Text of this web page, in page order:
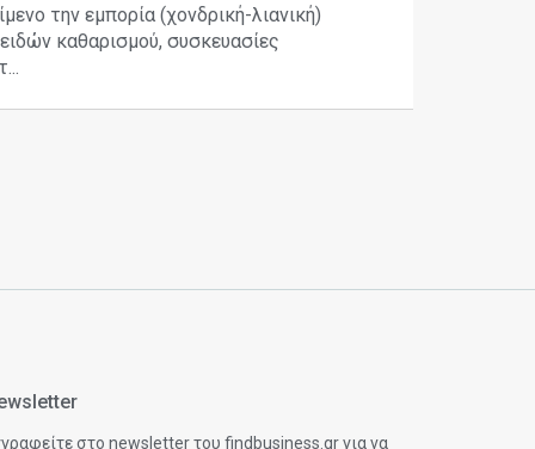
την εμπορία (χονδρική-λιανική)
καθαρισμού, συσκευασίες
στο newsletter του findbusiness.gr για να